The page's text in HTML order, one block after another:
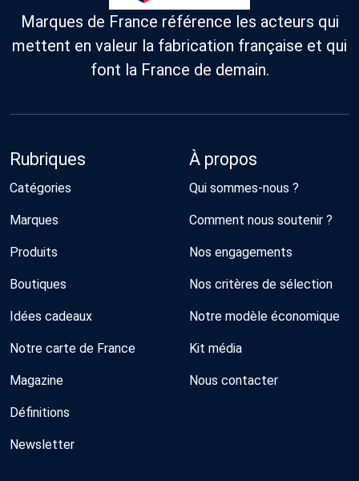
Marques de France référence les acteurs qui
mettent en valeur la fabrication française et qui
font la France de demain.
Rubriques
Catégories
Marques
Produits
Boutiques
Idées cadeaux
Notre carte de France
Magazine
Définitions
Newsletter
À propos
Qui sommes-nous ?
Comment nous soutenir ?
Nos engagements
Nos critères de sélection
Notre modèle économique
Kit média
Nous contacter